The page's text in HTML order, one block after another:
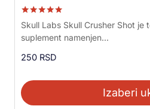
Ocenjeno sa
5.00
od 5
Skull Labs Skull Crusher Shot je
suplement namenjen...
250 RSD
Izaberi